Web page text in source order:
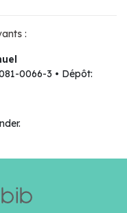
:
0066-3 • Dépôt: